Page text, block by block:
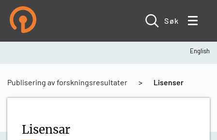
hovedinnhold
Søk
English
Navigasjonssti
Publisering av forskningsresultater Lisenser
Lisensar